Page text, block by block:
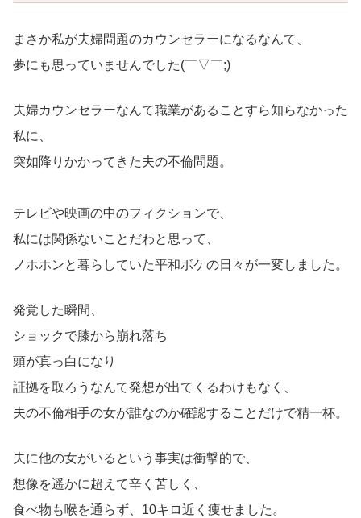
まさか私が夫婦問題のカウンセラーになるなんて、
夢にも思っていませんでした(￣▽￣;)
夫婦カウンセラーなんて職業があることすら知らなかった
私に、
突如降りかかってきた夫の不倫問題。
テレビや映画の中のフィクションで、
私には関係ないことだわと思って、
ノホホンと暮らしていた平和ボケの日々が一変しました。
発覚した瞬間、
ショックで膝から崩れ落ち
頭が真っ白になり
証拠を取ろうなんて発想が出てくるわけもなく、
夫の不倫相手の女が誰なのか確認することだけで精一杯。
夫に他の女がいるという事実は衝撃的で、
想像を遥かに超えて辛く苦しく、
食べ物も喉を通らず、10キロ近く痩せました。